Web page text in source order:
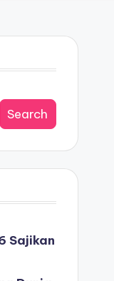
Search
Sajikan